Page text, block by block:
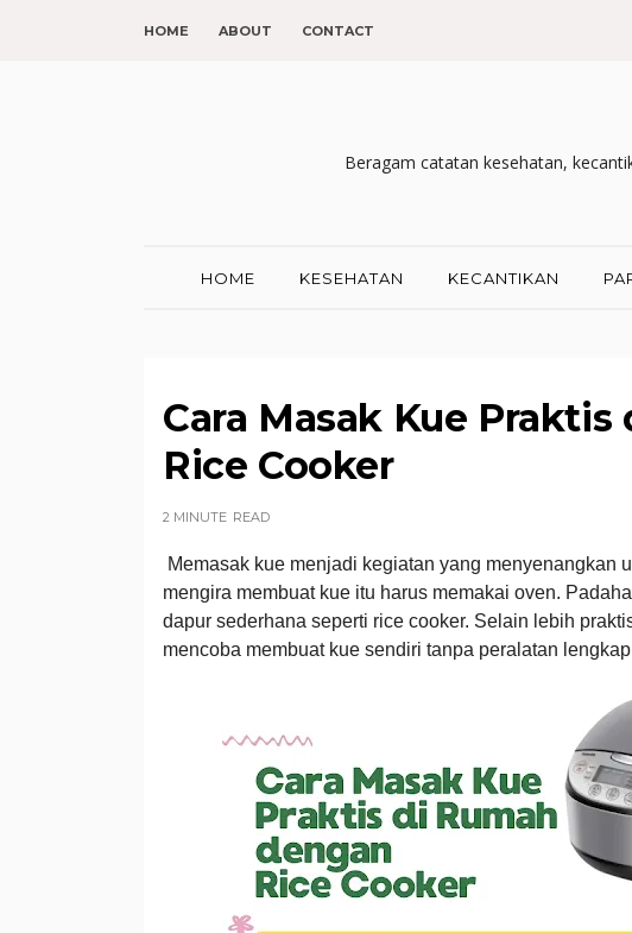
HOME ABOUT CONTACT
Beragam catatan kesehatan,
HOME KESEHATAN KECANTIKAN
Cara Masak Kue
Rice Cooker
2 MINUTE READ
Memasak kue menjadi kegiatan yang menyenangkan
mengira membuat kue itu harus memakai oven.
dapur sederhana seperti rice cooker. Selain lebih
mencoba membuat kue sendiri tanpa peralatan